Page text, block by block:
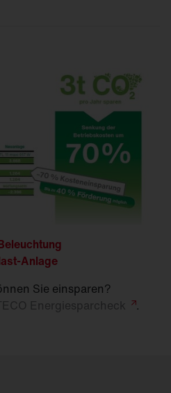
Anlage
Sie einsparen?
Energiesparcheck .